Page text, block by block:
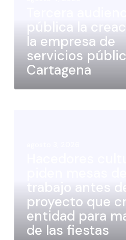
pública la
la empresa de
servicios
Cartagena
trabajo antes
proyecto que
entidad para
de las fiestas